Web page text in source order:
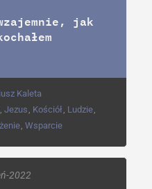
jak
Kaleta
Jezus Kościół Ludzie
,Wsparcie
2022